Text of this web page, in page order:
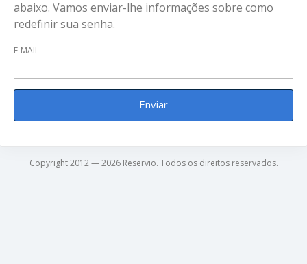
abaixo. Vamos enviar-lhe informações sobre como
redefinir sua senha.
E-MAIL
Enviar
Copyright 2012 — 2026 Reservio. Todos os direitos reservados.